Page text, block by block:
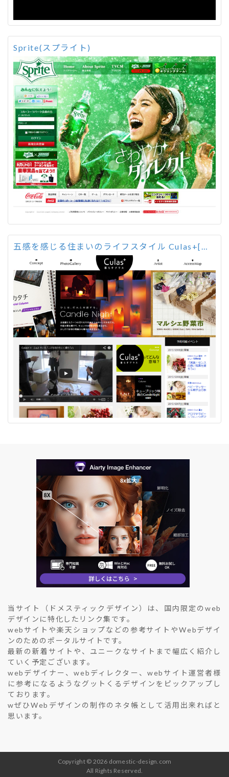
Sprite(スプライト)
五感を感じる住まいのライフスタイル Culas+[暮らすプラス]
当サイト（ドメスティックデザイン）は、国内限定のweb
デザインに特化したリンク集です。
webサイトや楽天ショップなどの参考サイトやWebデザイ
ンのためのポータルサイトです。
最新の新着サイトや、ユニークなサイトまで幅広く紹介し
ていく予定ございます。
webデザイナー、webディレクター、webサイト運営者様
に参考になるようなグットくるデザインをピックアップし
ております。
wぜひWebデザインの制作のネタ帳として活用出来ればと
思います。
Copyright © 2026 domestic-design.com
All Rights Reserved.